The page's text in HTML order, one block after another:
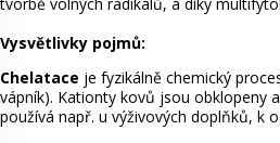
Vysvětlivky pojmů:
Chelatace je fyzikálně chemický
vápník). Kationty kovů jsou obklopeny
používá např. u výživových doplňků, k